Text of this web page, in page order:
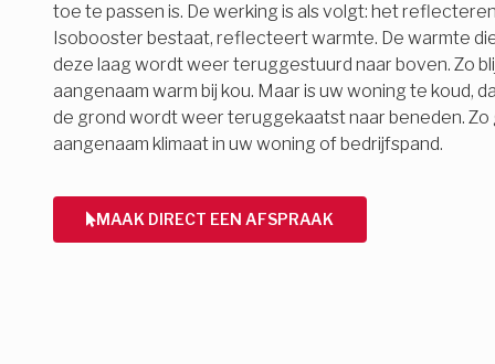
toe te passen is. De werking is als volgt: het
Isobooster bestaat, reflecteert warmte. De warmte
deze laag wordt weer teruggestuurd naar boven. Zo
aangenaam warm bij kou. Maar is uw woning te koud,
de grond wordt weer teruggekaatst naar beneden. Zo
aangenaam klimaat in uw woning of bedrijfspand.
MAAK DIRECT EEN AFSPRAAK